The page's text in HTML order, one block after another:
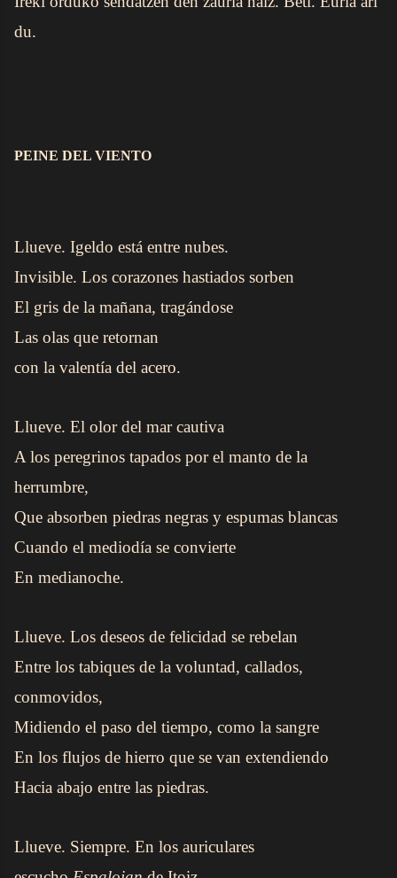
du.
PEINE DEL VIENTO
Llueve. Igeldo está entre nubes.
Invisible. Los corazones hastiados sorben
El gris de la mañana, tragándose
Las olas que retornan
con la valentía del acero.
Llueve. El olor del mar cautiva
A los peregrinos tapados por el manto de la
herrumbre,
Que absorben piedras negras y espumas blancas
Cuando el mediodía se convierte
En medianoche.
Llueve. Los deseos de felicidad se rebelan
Entre los tabiques de la voluntad, callados,
conmovidos,
Midiendo el paso del tiempo, como la sangre
En los flujos de hierro que se van extendiendo
Hacia abajo entre las piedras.
Llueve. Siempre. En los auriculares